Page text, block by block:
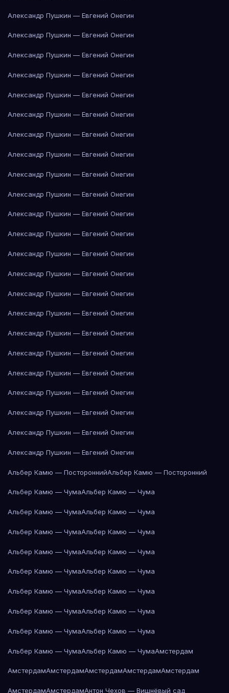
Александр Пушкин — Евгений Онегин
Александр Пушкин — Евгений Онегин
Александр Пушкин — Евгений Онегин
Александр Пушкин — Евгений Онегин
Александр Пушкин — Евгений Онегин
Александр Пушкин — Евгений Онегин
Александр Пушкин — Евгений Онегин
Александр Пушкин — Евгений Онегин
Александр Пушкин — Евгений Онегин
Александр Пушкин — Евгений Онегин
Александр Пушкин — Евгений Онегин
Александр Пушкин — Евгений Онегин
Александр Пушкин — Евгений Онегин
Александр Пушкин — Евгений Онегин
Александр Пушкин — Евгений Онегин
Александр Пушкин — Евгений Онегин
Александр Пушкин — Евгений Онегин
Александр Пушкин — Евгений Онегин
Александр Пушкин — Евгений Онегин
Александр Пушкин — Евгений Онегин
Александр Пушкин — Евгений Онегин
Александр Пушкин — Евгений Онегин
Александр Пушкин — Евгений Онегин
Альбер Камю — ПостороннийАльбер Камю — Посторонний
Альбер Камю — ЧумаАльбер Камю — Чума
Альбер Камю — ЧумаАльбер Камю — Чума
Альбер Камю — ЧумаАльбер Камю — Чума
Альбер Камю — ЧумаАльбер Камю — Чума
Альбер Камю — ЧумаАльбер Камю — Чума
Альбер Камю — ЧумаАльбер Камю — Чума
Альбер Камю — ЧумаАльбер Камю — Чума
Альбер Камю — ЧумаАльбер Камю — Чума
Альбер Камю — ЧумаАльбер Камю — ЧумаАмстердам
АмстердамАмстердамАмстердамАмстердамАмстердам
АмстердамАмстердамАнтон Чехов — Вишнёвый сад